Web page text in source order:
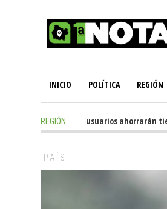
INICIO POLÍTICA REGIÓN
REGIÓN
Miles de usuarios ahorrarán
PAÍS